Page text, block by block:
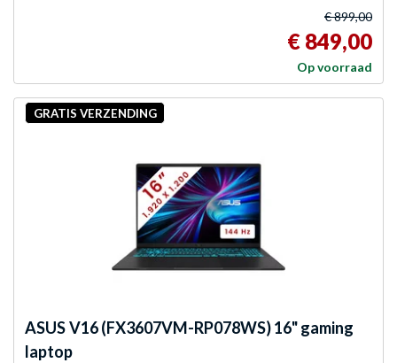
€ 899,00
€ 849,00
Op voorraad
GRATIS VERZENDING
ASUSV16 (FX3607VM-RP078WS) 16" gaming
laptop